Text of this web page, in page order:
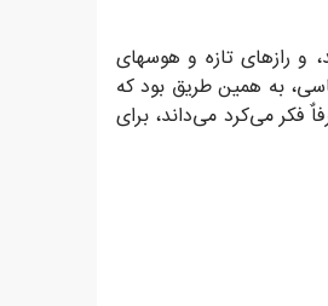
و رازهای تازه و هوسهای
به همین طریق بود که
می‌کرد می‌داند، برای